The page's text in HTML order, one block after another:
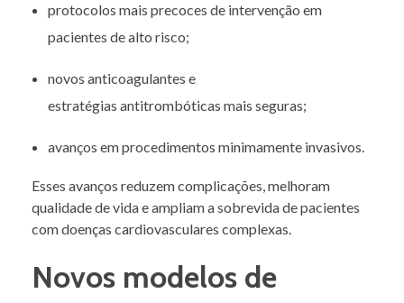
protocolos mais precoces de intervenção em
pacientes de alto risco;
novos anticoagulantes e
estratégias antitrombóticas mais seguras;
avanços em procedimentos minimamente invasivos.
Esses avanços reduzem complicações, melhoram
qualidade de vida e ampliam a sobrevida de pacientes
com doenças cardiovasculares complexas.
Novos modelos de